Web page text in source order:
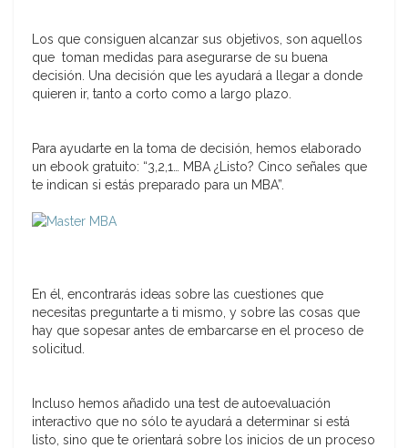
Los que consiguen alcanzar sus objetivos, son aquellos
que toman medidas para asegurarse de su buena
decisión. Una decisión que les ayudará a llegar a donde
quieren ir, tanto a corto como a largo plazo.
Para ayudarte en la toma de decisión, hemos elaborado
un ebook gratuito: “3,2,1… MBA ¿Listo? Cinco señales que
te indican si estás preparado para un MBA”.
En él, encontrarás ideas sobre las cuestiones que
necesitas preguntarte a ti mismo, y sobre las cosas que
hay que sopesar antes de embarcarse en el proceso de
solicitud.
Incluso hemos añadido una test de autoevaluación
interactivo que no sólo te ayudará a determinar si está
listo, sino que te orientará sobre los inicios de un proceso